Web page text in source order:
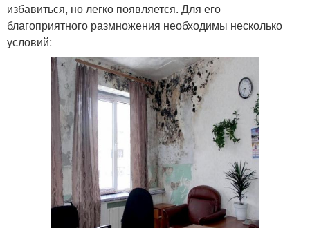
избавиться, но легко появляется. Для его
благоприятного размножения необходимы несколько
условий: